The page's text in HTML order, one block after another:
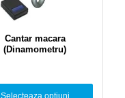
Cantar macara
(Dinamometru)
Selecteaza optiuni